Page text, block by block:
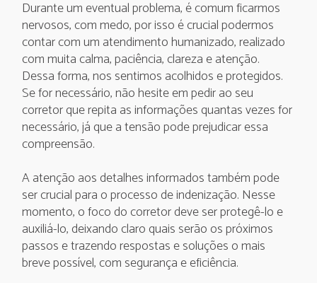
Durante um eventual problema, é comum ficarmos
nervosos, com medo, por isso é crucial podermos
contar com um atendimento humanizado, realizado
com muita calma, paciência, clareza e atenção.
Dessa forma, nos sentimos acolhidos e protegidos.
Se for necessário, não hesite em pedir ao seu
corretor que repita as informações quantas vezes for
necessário, já que a tensão pode prejudicar essa
compreensão.
A atenção aos detalhes informados também pode
ser crucial para o processo de indenização. Nesse
momento, o foco do corretor deve ser protegê-lo e
auxiliá-lo, deixando claro quais serão os próximos
passos e trazendo respostas e soluções o mais
breve possível, com segurança e eficiência.